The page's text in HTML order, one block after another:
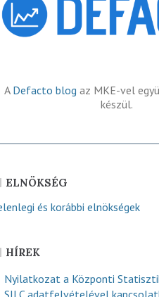
A Defacto blog az MKE-vel
készül.
ELNÖKSÉG
és korábbi elnökségek
HÍREK
Nyilatkozat a Központi
SILC adatfelvételével